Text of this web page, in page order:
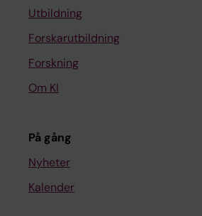
Utbildning
Forskarutbildning
Forskning
Om KI
På gång
Nyheter
Kalender